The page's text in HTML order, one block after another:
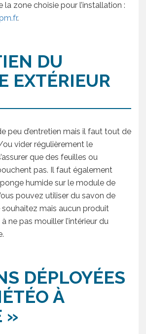
la zone choisie pour l’installation :
.
DU
EXTÉRIEUR
peu d’entretien mais il faut tout de
vider régulièrement le
que des feuilles ou
pas. Il faut également
humide sur le module de
pouvez utiliser du savon de
souhaitez mais aucun produit
ne pas mouiller l’intérieur du
DÉPLOYÉES
À
»